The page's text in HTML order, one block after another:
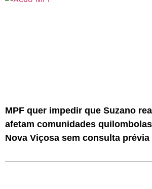
MPF quer impedir que Suzano
afetam comunidades
Nova Viçosa sem consulta prévia